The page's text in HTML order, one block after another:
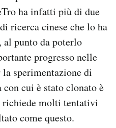
ha infatti più di due
ricerca cinese che lo ha
al punto da poterlo
progresso nelle
sperimentazione di
cui è stato clonato è
richiede molti tentativi
come questo.